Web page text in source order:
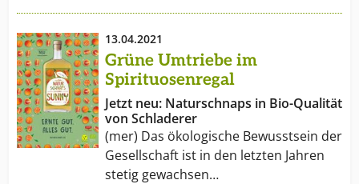
13.04.2021
Grüne Umtriebe im
Spirituosenregal
Jetzt neu: Naturschnaps in Bio-Qualität
von Schladerer
(mer) Das ökologische Bewusstsein der
Gesellschaft ist in den letzten Jahren
stetig gewachsen…